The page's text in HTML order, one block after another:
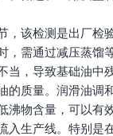
，该检测是出厂检
，需通过减压蒸馏
当，导致基础油中
的质量。润滑油调
沸物含量，可以有
入生产线。特别是